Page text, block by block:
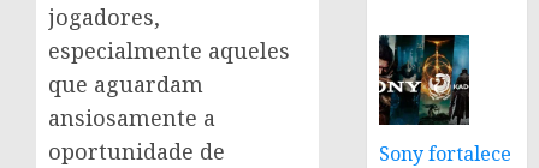
jogadores,
especialmente aqueles
que aguardam
ansiosamente a
oportunidade de
Sony fortalece